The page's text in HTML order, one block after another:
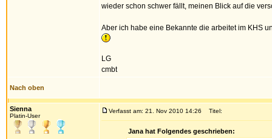
wieder schon schwer fällt, meinen Blick auf die
Aber ich habe eine Bekannte die arbeitet im KHS
LG
cmbt
Nach oben
Sienna
Platin-User
Verfasst am: 21. Nov 2010 14:26 Titel:
Jana hat Folgendes geschrieben: